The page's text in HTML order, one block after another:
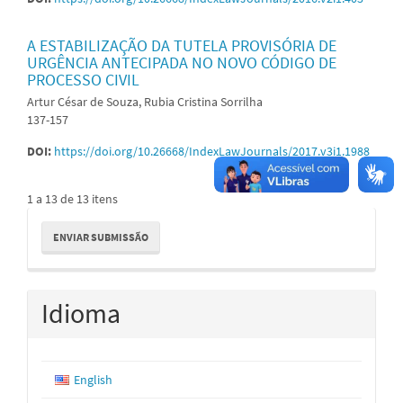
A ESTABILIZAÇÃO DA TUTELA PROVISÓRIA DE
URGÊNCIA ANTECIPADA NO NOVO CÓDIGO DE
PROCESSO CIVIL
Artur César de Souza, Rubia Cristina Sorrilha
137-157
DOI: https://doi.org/10.26668/IndexLawJournals/2017.v3i1.1988
1 a 13 de 13 itens
Enviar
Submissão
ENVIAR SUBMISSÃO
Idioma
English